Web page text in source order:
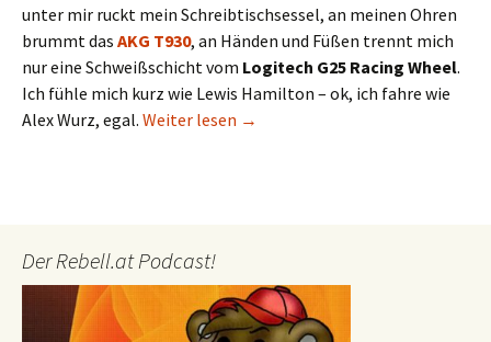
unter mir ruckt mein Schreibtischsessel, an meinen Ohren
brummt das AKG T930, an Händen und Füßen trennt mich
nur eine Schweißschicht vom Logitech G25 Racing Wheel.
Ich fühle mich kurz wie Lewis Hamilton – ok, ich fahre wie
Alex Wurz, egal. Weiter lesen Wie im echten Auto
→
Der Rebell.at Podcast!